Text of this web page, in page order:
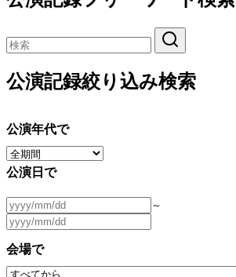
公演記録絞り込み検索
公演年代で
公演日で
～
会場で